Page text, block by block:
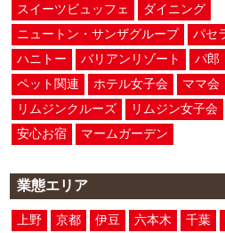
スイーツビュッフェ
ダイニング
ニュートン・サンザグループ
パセ
ハニトー
バリアンリゾート パ郎
ペット関連
ホテル女子会 ママ会
リムジンクルーズ
リムジン女子会
安心お宿
マームガーデン
業態エリア
上野 京都 伊豆 六本木 千葉